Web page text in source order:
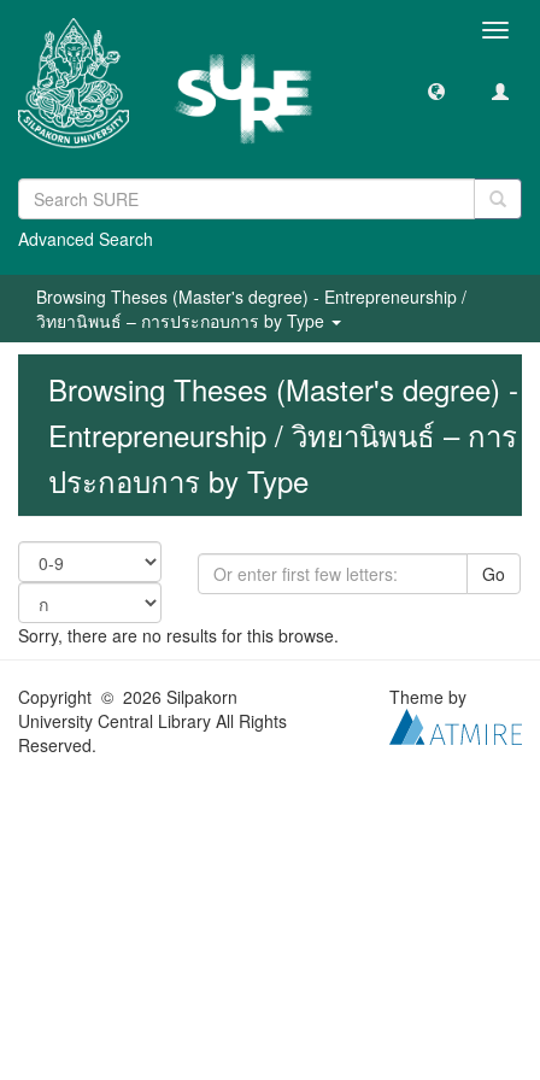
Advanced Search
Browsing Theses (Master's degree) - Entrepreneurship /
วิทยานิพนธ์ – การประกอบการ by Type
Browsing Theses (Master's degree) -
Entrepreneurship / วิทยานิพนธ์ – การ
ประกอบการ by Type
Go
Sorry, there are no results for this browse.
Copyright © 2026 Silpakorn
University Central Library All Rights
Reserved.
Theme by